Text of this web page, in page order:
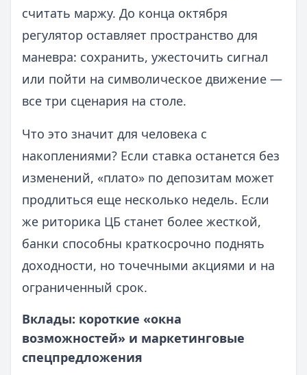
считать маржу. До конца октября
регулятор оставляет пространство для
маневра: сохранить, ужесточить сигнал
или пойти на символическое движение —
все три сценария на столе.
Что это значит для человека с
накоплениями? Если ставка останется без
изменений, «плато» по депозитам может
продлиться еще несколько недель. Если
же риторика ЦБ станет более жесткой,
банки способны краткосрочно поднять
доходности, но точечными акциями и на
ограниченный срок.
Вклады: короткие «окна
возможностей» и маркетинговые
спецпредложения